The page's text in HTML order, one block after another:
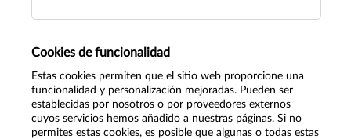
Cookies de funcionalidad
Estas cookies permiten que el sitio web proporcione una
funcionalidad y personalización mejoradas. Pueden ser
establecidas por nosotros o por proveedores externos
cuyos servicios hemos añadido a nuestras páginas. Si no
permites estas cookies, es posible que algunas o todas estas